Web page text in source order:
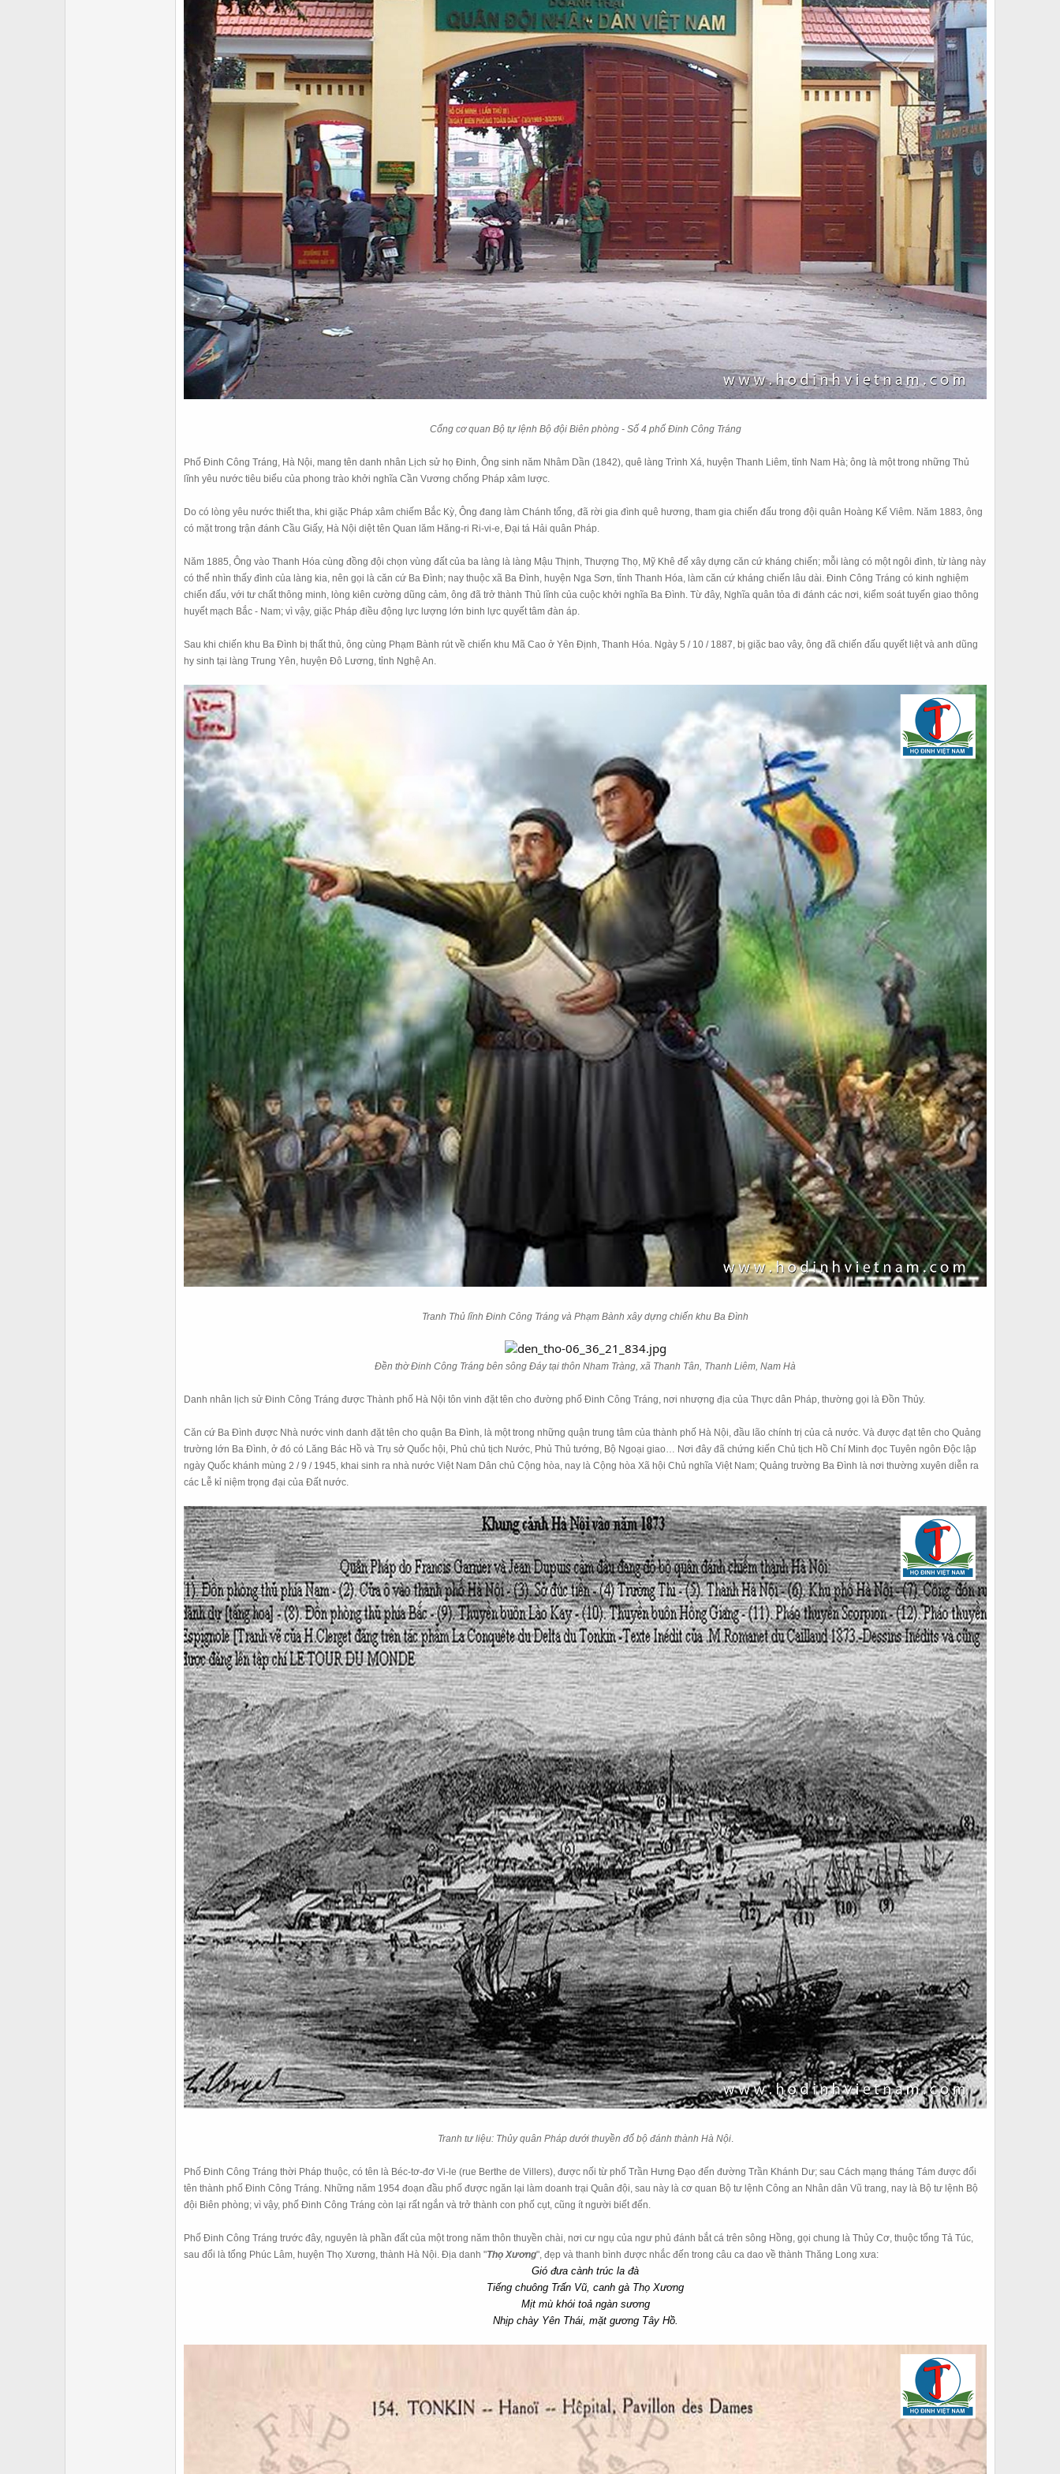
Cổng cơ quan Bộ tự lệnh Bộ đội Biên phòng - Số 4 phố Đinh Công Tráng
Phố Đinh Công Tráng, Hà Nội, mang tên danh nhân Lịch sử họ Đinh, Ông sinh năm Nhâm Dần (1842), quê làng Trình Xá, huyện Thanh Liêm, tỉnh Nam Hà; ông là một trong những Thủ
lĩnh yêu nước tiêu biểu của phong trào khởi nghĩa Cần Vương chống Pháp xâm lược.
Do có lòng yêu nước thiết tha, khi giặc Pháp xâm chiếm Bắc Kỳ, Ông đang làm Chánh tổng, đã rời gia đình quê hương, tham gia chiến đấu trong đội quân Hoàng Kế Viêm. Năm 1883, ông
có mặt trong trận đánh Cầu Giấy, Hà Nội diệt tên Quan lăm Hăng-ri Ri-vi-e, Đại tá Hải quân Pháp.
Năm 1885, Ông vào Thanh Hóa cùng đồng đội chọn vùng đất của ba làng là làng Mậu Thịnh, Thượng Thọ, Mỹ Khê để xây dựng căn cứ kháng chiến; mỗi làng có một ngôi đình, từ làng này
có thể nhìn thấy đình của làng kia, nên gọi là căn cứ Ba Đình; nay thuộc xã Ba Đình, huyện Nga Sơn, tỉnh Thanh Hóa, làm căn cứ kháng chiến lâu dài. Đinh Công Tráng có kinh nghiệm
chiến đấu, với tư chất thông minh, lòng kiên cường dũng cảm, ông đã trở thành Thủ lĩnh của cuộc khởi nghĩa Ba Đình. Từ đây, Nghĩa quân tỏa đi đánh các nơi, kiểm soát tuyến giao thông
huyết mạch Bắc - Nam; vì vậy, giặc Pháp điều động lực lượng lớn binh lực quyết tâm đàn áp.
Sau khi chiến khu Ba Đình bị thất thủ, ông cùng Phạm Bành rút về chiến khu Mã Cao ở Yên Định, Thanh Hóa. Ngày 5 / 10 / 1887, bị giặc bao vây, ông đã chiến đấu quyết liệt và anh dũng
hy sinh tại làng Trung Yên, huyện Đô Lương, tỉnh Nghệ An.
Tranh Thủ lĩnh Đinh Công Tráng và Phạm Bành xây dựng chiến khu Ba Đình
Đền thờ Đinh Công Tráng bên sông Đáy tại thôn Nham Tràng, xã Thanh Tân, Thanh Liêm, Nam Hà
Danh nhân lịch sử Đinh Công Tráng được Thành phố Hà Nội tôn vinh đặt tên cho đường phố Đinh Công Tráng, nơi nhượng địa của Thực dân Pháp, thường gọi là Đồn Thủy.
Căn cứ Ba Đình được Nhà nước vinh danh đặt tên cho quận Ba Đình, là một trong những quận trung tâm của thành phố Hà Nội, đầu lão chính trị của cả nước. Và được đạt tên cho Quảng
trường lớn Ba Đình, ở đó có Lăng Bác Hồ và Trụ sở Quốc hội, Phủ chủ tịch Nước, Phủ Thủ tướng, Bộ Ngoại giao… Nơi đây đã chứng kiến Chủ tịch Hồ Chí Minh đọc Tuyên ngôn Độc lập
ngày Quốc khánh mùng 2 / 9 / 1945, khai sinh ra nhà nước Việt Nam Dân chủ Cộng hòa, nay là Cộng hòa Xã hội Chủ nghĩa Việt Nam; Quảng trường Ba Đình là nơi thường xuyên diễn ra
các Lễ kỉ niệm trọng đại của Đất nước.
Tranh tư liệu: Thủy quân Pháp dưới thuyền đổ bộ đánh thành Hà Nội.
Phố Đinh Công Tráng thời Pháp thuộc, có tên là Béc-tơ-đơ Vi-le (rue Berthe de Villers), được nối từ phố Trần Hưng Đạo đến đường Trần Khánh Dư; sau Cách mạng tháng Tám được đổi
tên thành phố Đinh Công Tráng. Những năm 1954 đoạn đầu phố được ngăn lại làm doanh trại Quân đội, sau này là cơ quan Bộ tư lệnh Công an Nhân dân Vũ trang, nay là Bộ tư lệnh Bộ
đội Biên phòng; vì vậy, phố Đinh Công Tráng còn lại rất ngắn và trở thành con phố cụt, cũng ít người biết đến.
Phố Đinh Công Tráng trước đây, nguyên là phần đất của một trong năm thôn thuyền chài, nơi cư ngụ của ngư phủ đánh bắt cá trên sông Hồng, gọi chung là Thủy Cơ, thuộc tổng Tả Túc,
sau đổi là tổng Phúc Lâm, huyện Thọ Xương, thành Hà Nội. Địa danh "Thọ Xương", đẹp và thanh bình được nhắc đến trong câu ca dao về thành Thăng Long xưa:
Gió đưa cành trúc la đà
Tiếng chuông Trấn Vũ, canh gà Thọ Xương
Mịt mù khói toả ngàn sương
Nhịp chày Yên Thái, mặt gương Tây Hồ.